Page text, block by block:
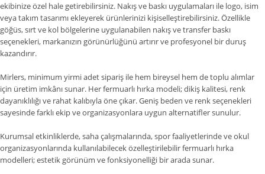
ekibinize özel hale getirebilirsiniz. Nakış ve baskı uygulamaları ile logo, isim
veya takım tasarımı ekleyerek ürünlerinizi kişiselleştirebilirsiniz. Özellikle
göğüs, sırt ve kol bölgelerine uygulanabilen nakış ve transfer baskı
seçenekleri, markanızın görünürlüğünü artırır ve profesyonel bir duruş
kazandırır.
Mirlers, minimum yirmi adet sipariş ile hem bireysel hem de toplu alımlar
için üretim imkânı sunar. Her fermuarlı hırka modeli; dikiş kalitesi, renk
dayanıklılığı ve rahat kalıbıyla öne çıkar. Geniş beden ve renk seçenekleri
sayesinde farklı ekip ve organizasyonlara uygun alternatifler sunulur.
Kurumsal etkinliklerde, saha çalışmalarında, spor faaliyetlerinde ve okul
organizasyonlarında kullanılabilecek özelleştirilebilir fermuarlı hırka
modelleri; estetik görünüm ve fonksiyonelliği bir arada sunar.